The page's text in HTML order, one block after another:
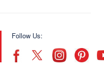
Follow Us: